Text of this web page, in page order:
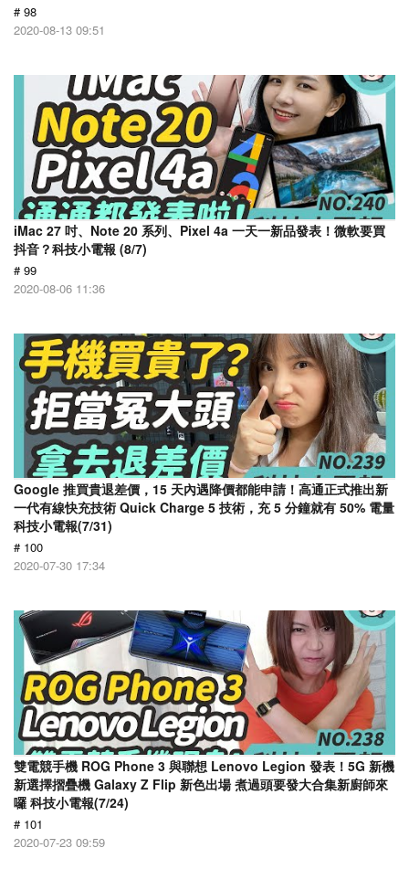
# 98
2020-08-13 09:51
iMac 27 吋、Note 20 系列、Pixel 4a 一天一新品發表！微軟要買
抖音？科技小電報 (8/7)
# 99
2020-08-06 11:36
Google 推買貴退差價，15 天內遇降價都能申請！高通正式推出新
一代有線快充技術 Quick Charge 5 技術，充 5 分鐘就有 50% 電量
科技小電報(7/31)
# 100
2020-07-30 17:34
雙電競手機 ROG Phone 3 與聯想 Lenovo Legion 發表！5G 新機
新選擇摺疊機 Galaxy Z Flip 新色出場 煮過頭要發大合集新廚師來
囉 科技小電報(7/24)
# 101
2020-07-23 09:59